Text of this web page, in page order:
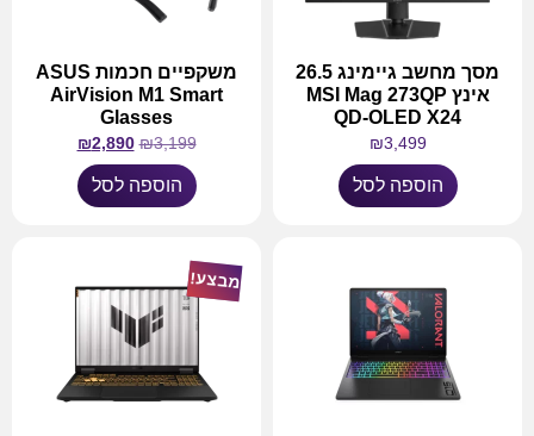
מסך מחשב גיימינג 26.5
אינץ MSI Mag 273QP
QD-OLED X24
₪3,499
הוספה לסל
משקפיים חכמות ASUS
AirVision M1 Smart
Glasses
₪3,199
₪2,890
הוספה לסל
מבצע!